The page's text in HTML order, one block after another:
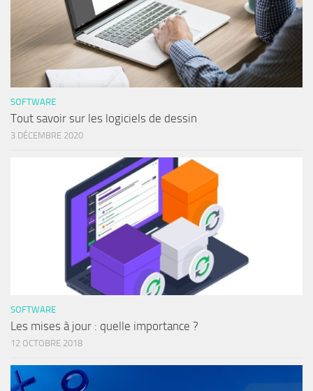
SOFTWARE
Tout savoir sur les logiciels de dessin
3 DÉCEMBRE 2020
SOFTWARE
Les mises à jour : quelle importance ?
12 OCTOBRE 2018